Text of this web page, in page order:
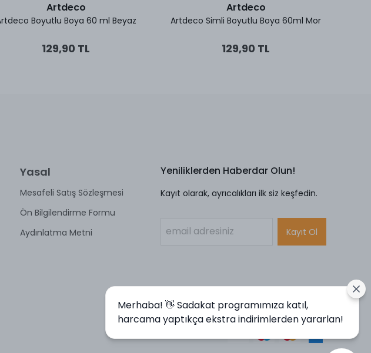
Artdeco
Boyutlu Boya 60 ml Beyaz
129,90 TL
Artdeco
Artdeco Simli Boyutlu Boya 60ml Mor
129,90 TL
Yasal
Mesafeli Satış Sözleşmesi
Ön Bilgilendirme Formu
Aydınlatma Metni
Yeniliklerden Haberdar Olun!
Kayıt olarak, ayrıcalıkları ilk siz keşfedin.
Kayıt Ol
Merhaba! 👋 Sadakat programımıza katıl,
harcama yaptıkça ekstra indirimlerden yararlan!